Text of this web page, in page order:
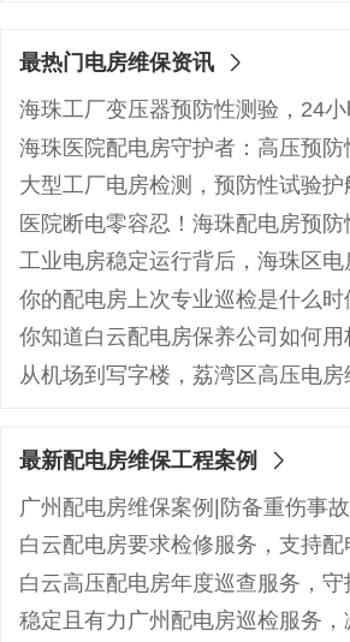
最热门电房维保资讯
最新配电房维保工程案例
广州配电房维保案例|防备重伤事故